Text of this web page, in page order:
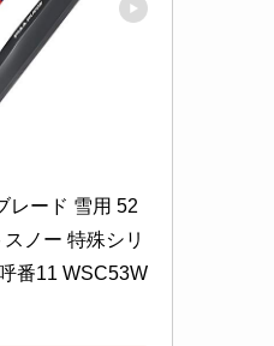
レード 雪用 52
ノー 特殊シリ
番11 WSC53W